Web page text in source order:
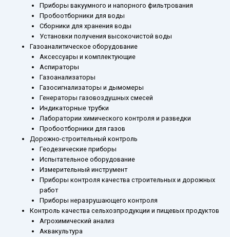
Приборы вакуумного и напорного фильтрования
Пробоотборники для воды
Сборники для хранения воды
Установки получения высокочистой воды
Газоаналитическое оборудование
Аксессуары и комплектующие
Аспираторы
Газоанализаторы
Газосигнализаторы и дымомеры
Генераторы газовоздушных смесей
Индикаторные трубки
Лаборатории химического контроля и разведки
Пробоотборники для газов
Дорожно-строительный контроль
Геодезические приборы
Испытательное оборудование
Измерительный инструмент
Приборы контроля качества строительных и дорожных
работ
Приборы неразрушающего контроля
Контроль качества сельхозпродукции и пищевых продуктов
Агрохимический анализ
Аквакультура